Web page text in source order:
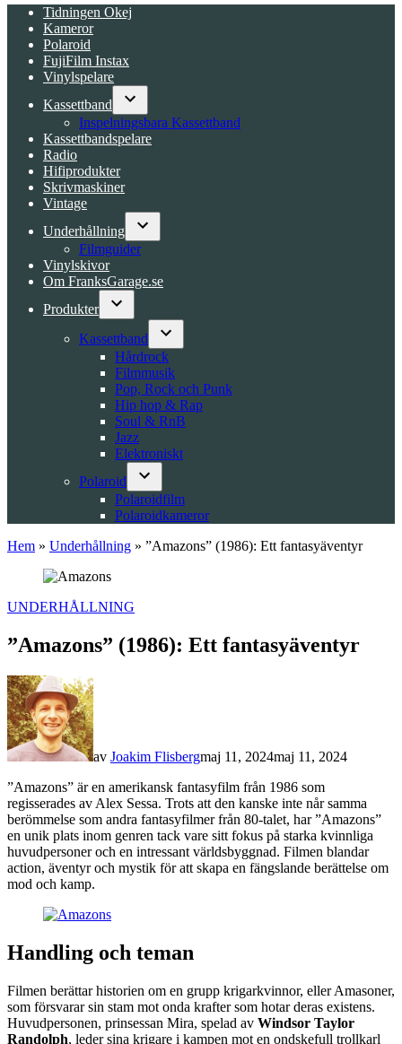
Tidningen Okej
Kameror
Polaroid
FujiFilm Instax
Vinylspelare
Kassettband
Open
dropdown
menu
Inspelningsbara Kassettband
Kassettbandspelare
Radio
Hifiprodukter
Skrivmaskiner
Vintage
Underhållning
Open
Filmguider
Vinylskivor
Om FranksGarage.se
Produkter
Open
dropdown
menu
Kassettband
Open
dropdown
menu
Hårdrock
Filmmusik
Pop, Rock och Punk
Hip hop & Rap
Soul & RnB
Jazz
Elektroniskt
Polaroid
Open
dropdown
menu
Polaroidfilm
Polaroidkameror
Hem » Underhållning » ”Amazons” (1986): Ett fantasyäventyr
POSTED
UNDERHÅLLNING
”Amazons” (1986): Ett fantasyäventyr
av Joakim Flisbergmaj 11, 2024maj 11, 2024
”Amazons” är en amerikansk fantasyfilm från 1986 som
regisserades av Alex Sessa. Trots att den kanske inte når samma
berömmelse som andra fantasyfilmer från 80-talet, har ”Amazons”
en unik plats inom genren tack vare sitt fokus på starka kvinnliga
huvudpersoner och en intressant världsbyggnad. Filmen blandar
action, äventyr och mystik för att skapa en fängslande berättelse om
mod och kamp.
Handling och teman
Filmen berättar historien om en grupp krigarkvinnor, eller Amasoner,
som försvarar sin stam mot onda krafter som hotar deras existens.
Huvudpersonen, prinsessan Mira, spelad av Windsor Taylor
Randolph, leder sina krigare i kampen mot en ondskefull trollkarl